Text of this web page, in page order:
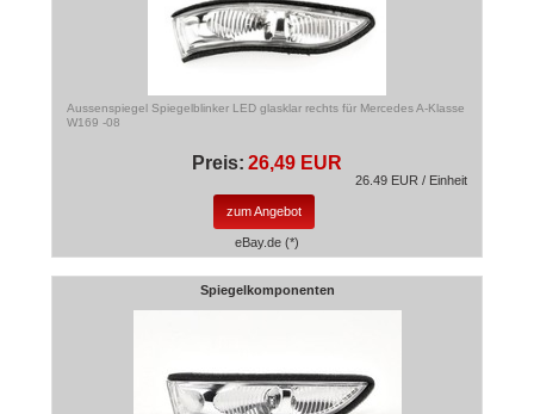
Aussenspiegel Spiegelblinker LED glasklar rechts für Mercedes A-Klasse
W169 -08
Preis: 26,49 EUR
26.49 EUR / Einheit
zum Angebot
eBay.de (*)
Spiegelkomponenten